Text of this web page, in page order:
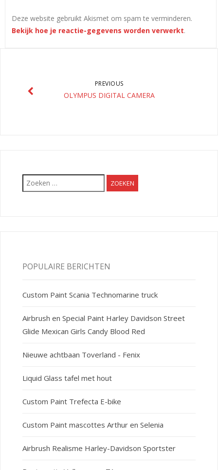
Deze website gebruikt Akismet om spam te verminderen.
Bekijk hoe je reactie-gegevens worden verwerkt.
PREVIOUS
OLYMPUS DIGITAL CAMERA
Zoeken
naar:
POPULAIRE BERICHTEN
Custom Paint Scania Technomarine truck
Airbrush en Special Paint Harley Davidson Street
Glide Mexican Girls Candy Blood Red
Nieuwe achtbaan Toverland - Fenix
Liquid Glass tafel met hout
Custom Paint Trefecta E-bike
Custom Paint mascottes Arthur en Selenia
Airbrush Realisme Harley-Davidson Sportster